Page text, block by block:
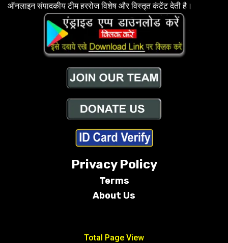
ऑनलाइन संपादकीय टीम हररोज विशेष और विस्तृत कंटेंट देती है।
Privacy Policy
Terms
About Us
Total Page View